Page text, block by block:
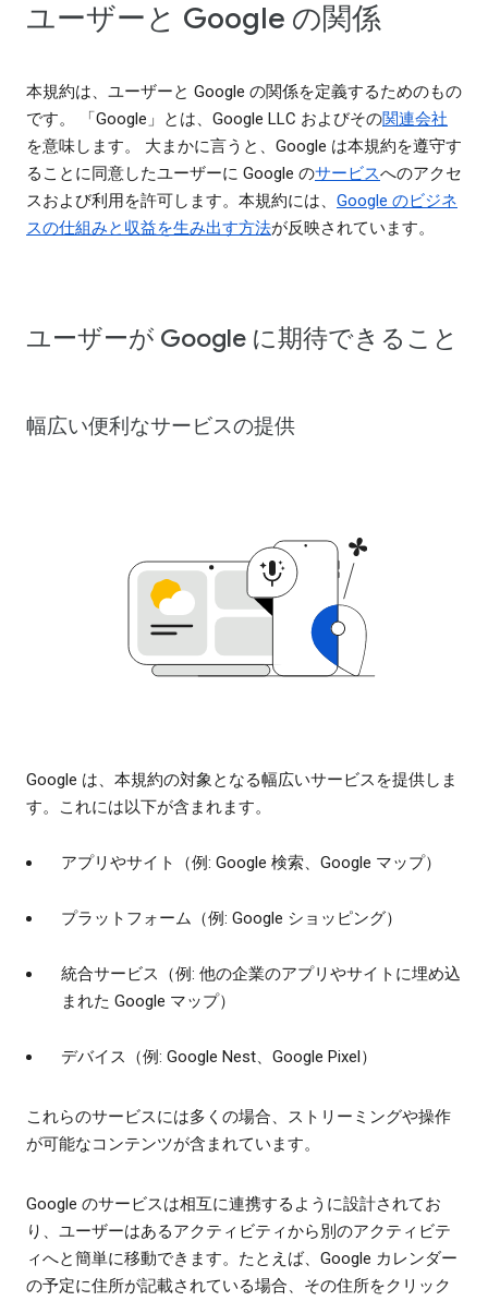
ユーザーと Google の関係
本規約は、ユーザーと Google の関係を定義するためのもの
です。 「Google」とは、Google LLC およびその関連会社
を意味します。 大まかに言うと、Google は本規約を遵守す
ることに同意したユーザーに Google のサービスへのアクセ
スおよび利用を許可します。本規約には、 Google のビジネ
スの仕組みと収益を生み出す方法が反映されています。
ユーザーが Google に期待できること
幅広い便利なサービスの提供
Google は、本規約の対象となる幅広いサービスを提供しま
す。これには以下が含まれます。
アプリやサイト（例: Google 検索、Google マップ）
プラットフォーム（例: Google ショッピング）
統合サービス（例: 他の企業のアプリやサイトに埋め込
まれた Google マップ）
デバイス（例: Google Nest、Google Pixel）
これらのサービスには多くの場合、ストリーミングや操作
が可能なコンテンツが含まれています。
Google のサービスは相互に連携するように設計されてお
り、ユーザーはあるアクティビティから別のアクティビテ
ィへと簡単に移動できます。たとえば、Google カレンダー
の予定に住所が記載されている場合、その住所をクリック